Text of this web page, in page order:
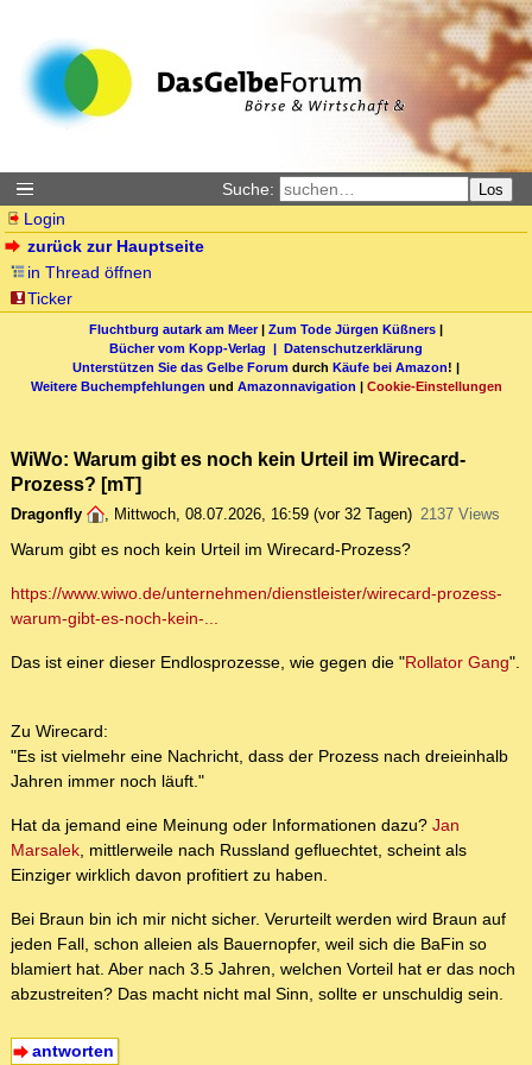
Suche: Los
Login
zurück zur Hauptseite
in Thread öffnen
Ticker
Fluchtburg autark am Meer| Zum Tode Jürgen Küßners |
Bücher vom Kopp-Verlag | Datenschutzerklärung
Unterstützen Sie das Gelbe Forum durch Käufe bei Amazon! |
Weitere Buchempfehlungen und Amazonnavigation | Cookie-Einstellungen
WiWo: Warum gibt es noch kein Urteil im Wirecard-
Prozess? [mT]
Dragonfly , Mittwoch, 08.07.2026, 16:59 (vor 32 Tagen) 2137 Views
Warum gibt es noch kein Urteil im Wirecard-Prozess?
https://www.wiwo.de/unternehmen/dienstleister/wirecard-prozess-
warum-gibt-es-noch-kein-...
Das ist einer dieser Endlosprozesse, wie gegen die "Rollator Gang".
Zu Wirecard:
"Es ist vielmehr eine Nachricht, dass der Prozess nach dreieinhalb
Jahren immer noch läuft."
Hat da jemand eine Meinung oder Informationen dazu? Jan
Marsalek, mittlerweile nach Russland gefluechtet, scheint als
Einziger wirklich davon profitiert zu haben.
Bei Braun bin ich mir nicht sicher. Verurteilt werden wird Braun auf
jeden Fall, schon alleien als Bauernopfer, weil sich die BaFin so
blamiert hat. Aber nach 3.5 Jahren, welchen Vorteil hat er das noch
abzustreiten? Das macht nicht mal Sinn, sollte er unschuldig sein.
antworten